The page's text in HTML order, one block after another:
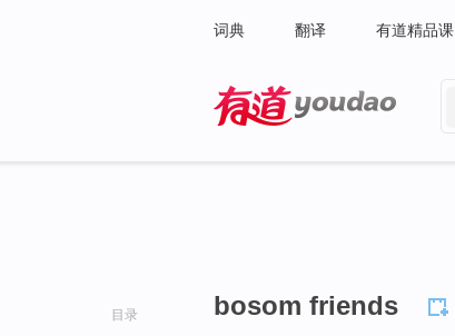
词典 翻译 有道精品课
目录 bosom friends